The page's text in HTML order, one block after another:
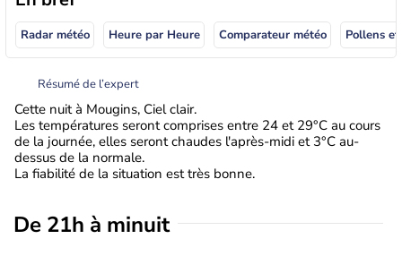
Radar météo Heure par Heure Comparateur météo Pollens
Résumé de l’expert
Cette nuit à Mougins, Ciel clair.
Les températures seront comprises entre 24 et 29°C au cours
de la journée, elles seront chaudes l'après-midi et 3°C au-
dessus de la normale.
La fiabilité de la situation est très bonne.
De 21h à minuit